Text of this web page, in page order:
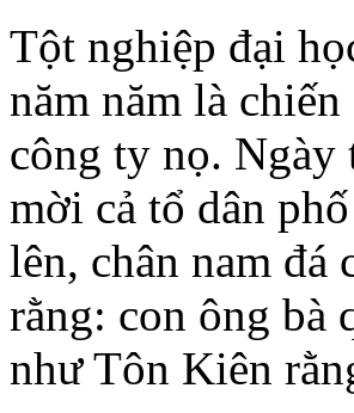
Tột nghiệp đại
năm năm là
công ty nọ.
mời cả tổ dân
lên, chân nam đá
rằng: con ông bà
như Tôn Kiên